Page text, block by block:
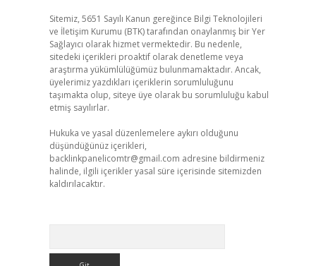
Sitemiz, 5651 Sayılı Kanun gereğince Bilgi Teknolojileri
ve İletişim Kurumu (BTK) tarafından onaylanmış bir Yer
Sağlayıcı olarak hizmet vermektedir. Bu nedenle,
sitedeki içerikleri proaktif olarak denetleme veya
araştırma yükümlülüğümüz bulunmamaktadır. Ancak,
üyelerimiz yazdıkları içeriklerin sorumluluğunu
taşımakta olup, siteye üye olarak bu sorumluluğu kabul
etmiş sayılırlar.
Hukuka ve yasal düzenlemelere aykırı olduğunu
düşündüğünüz içerikleri,
backlinkpanelicomtr@gmail.com adresine bildirmeniz
halinde, ilgili içerikler yasal süre içerisinde sitemizden
kaldırılacaktır.